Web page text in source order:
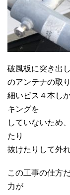
破風板に突き出
のアンテナの取
細いビス４本し
キングを
していないため
たり
抜けたりして外
この工事の仕方
力が